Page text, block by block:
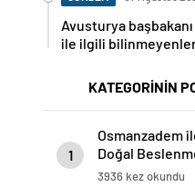
Avusturya
ile ilgili
KATEGORİNİN
1
Osmanzadem
Doğal
3936 kez okundu